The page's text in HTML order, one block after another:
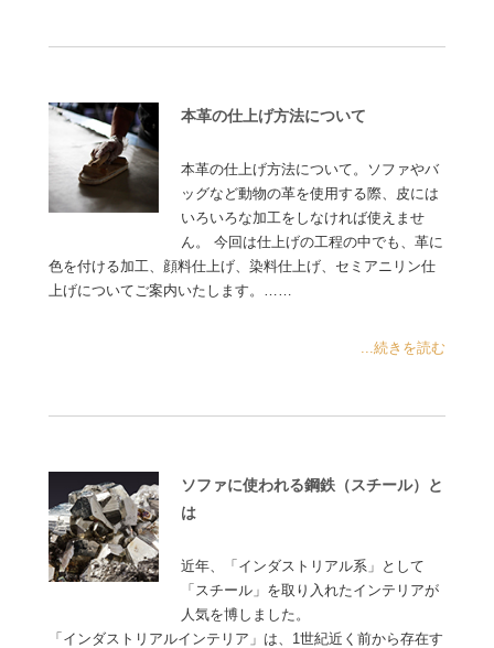
本革の仕上げ方法について
本革の仕上げ方法について。ソファやバ
ッグなど動物の革を使用する際、皮には
いろいろな加工をしなければ使えませ
ん。 今回は仕上げの工程の中でも、革に
色を付ける加工、顔料仕上げ、染料仕上げ、セミアニリン仕
上げについてご案内いたします。……
...続きを読む
ソファに使われる鋼鉄（スチール）と
は
近年、「インダストリアル系」として
「スチール」を取り入れたインテリアが
人気を博しました。
「インダストリアルインテリア」は、1世紀近く前から存在す